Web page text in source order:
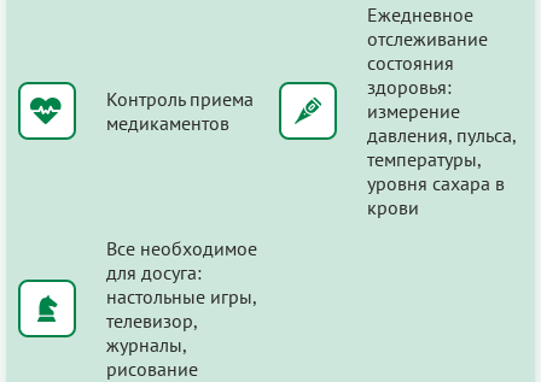
Контроль приема
медикаментов
Ежедневное
отслеживание
состояния
здоровья:
измерение
давления, пульса,
температуры,
уровня сахара в
крови
Все необходимое
для досуга:
настольные игры,
телевизор,
журналы,
рисование